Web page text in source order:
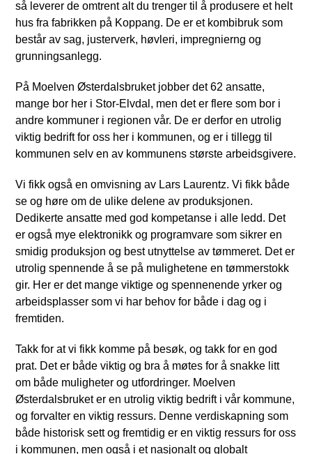
så leverer de omtrent alt du trenger til å produsere et helt
hus fra fabrikken på Koppang. De er et kombibruk som
består av sag, justerverk, høvleri, impregnierng og
grunningsanlegg.
På Moelven Østerdalsbruket jobber det 62 ansatte,
mange bor her i Stor-Elvdal, men det er flere som bor i
andre kommuner i regionen vår. De er derfor en utrolig
viktig bedrift for oss her i kommunen, og er i tillegg til
kommunen selv en av kommunens største arbeidsgivere.
Vi fikk også en omvisning av Lars Laurentz. Vi fikk både
se og høre om de ulike delene av produksjonen.
Dedikerte ansatte med god kompetanse i alle ledd. Det
er også mye elektronikk og programvare som sikrer en
smidig produksjon og best utnyttelse av tømmeret. Det er
utrolig spennende å se på mulighetene en tømmerstokk
gir. Her er det mange viktige og spennenende yrker og
arbeidsplasser som vi har behov for både i dag og i
fremtiden.
Takk for at vi fikk komme på besøk, og takk for en god
prat. Det er både viktig og bra å møtes for å snakke litt
om både muligheter og utfordringer. Moelven
Østerdalsbruket er en utrolig viktig bedrift i vår kommune,
og forvalter en viktig ressurs. Denne verdiskapning som
både historisk sett og fremtidig er en viktig ressurs for oss
i kommunen, men også i et nasjonalt og globalt